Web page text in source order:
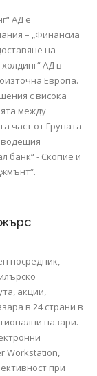
АД е
– „Финансиа
на
АД в
Европа.
с висока
между
част от Групата
водещия
банк“ - Скопие и
посредник,
акции,
в 24 страни в
пазари.
Workstation,
при